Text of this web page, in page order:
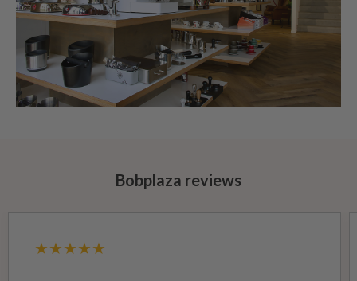
Bobplaza reviews
★★★★★